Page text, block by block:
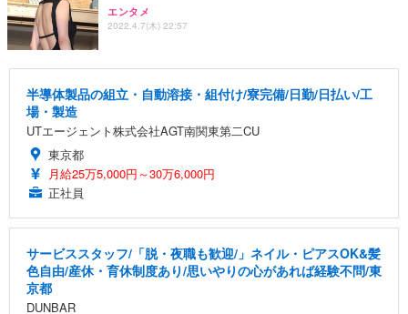
エンタメ
2022.4.7(木) 22:57
半導体製品の組立・自動溶接・組付け/寮完備/日勤/日払い/工
場・製造
UTエージェント株式会社AGT南関東第二CU
東京都
月給25万5,000円～30万6,000円
正社員
サービススタッフ/「脱・夜職も歓迎/」ネイル・ピアスOK&髪
色自由/産休・育休制度あり/思いやりの心があれば経験不問/東
京都
DUNBAR